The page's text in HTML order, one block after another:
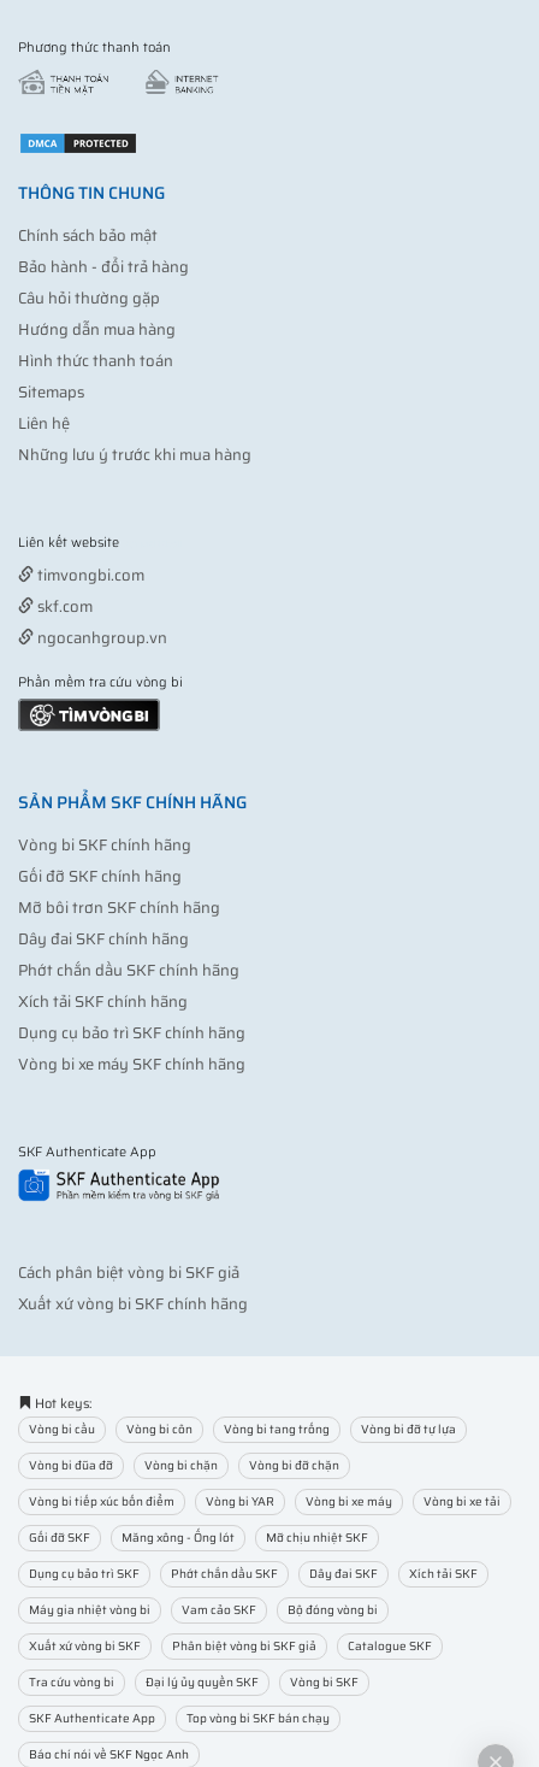
Phương thức thanh toán
THÔNG TIN CHUNG
Chính sách bảo mật
Bảo hành - đổi trả hàng
Câu hỏi thường gặp
Hướng dẫn mua hàng
Hình thức thanh toán
Sitemaps
Liên hệ
Những lưu ý trước khi mua hàng
Liên kết website
timvongbi.com
skf.com
ngocanhgroup.vn
Phần mềm tra cứu vòng bi
SẢN PHẨM SKF CHÍNH HÃNG
Vòng bi SKF chính hãng
Gối đỡ SKF chính hãng
Mỡ bôi trơn SKF chính hãng
Dây đai SKF chính hãng
Phớt chắn dầu SKF chính hãng
Xích tải SKF chính hãng
Dụng cụ bảo trì SKF chính hãng
Vòng bi xe máy SKF chính hãng
SKF Authenticate App
Cách phân biệt vòng bi SKF giả
Xuất xứ vòng bi SKF chính hãng
Hot keys:
Vòng bi cầu Vòng bi côn Vòng bi tang trống
Vòng bi đỡ tự lựa
Vòng bi đũa đỡ
Vòng bi chặn
Vòng bi đỡ chặn
Vòng bi tiếp xúc bốn điểm
Vòng bi YAR Vòng bi xe máy
Vòng bi xe tải
Gối đỡ SKF
Măng xông - Ống lót
Mỡ chịu nhiệt SKF
Dụng cụ bảo trì SKF
Phớt chắn dầu SKF Dây đai SKF
Xích tải SKF
Máy gia nhiệt vòng bi
Vam cảo SKF
Bộ đóng vòng bi
Xuất xứ vòng bi SKF
Phân biệt vòng bi SKF giả
Catalogue SKF
Tra cứu vòng bi
Đại lý ủy quyền SKF
Vòng bi SKF
SKF Authenticate App
Top vòng bi SKF bán chạy
Báo chí nói về SKF Ngọc Anh